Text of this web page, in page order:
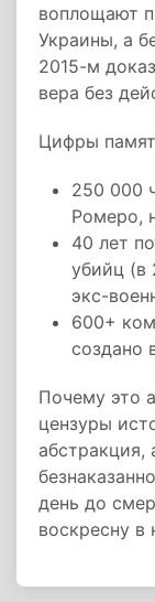
воплощают
Украины, а
2015-м
вера без
Цифры
250 000
Ромеро,
40 лет
убийц (в
экс-
600+
создано
Почему это
цензуры
абстракция,
день до
воскресну в